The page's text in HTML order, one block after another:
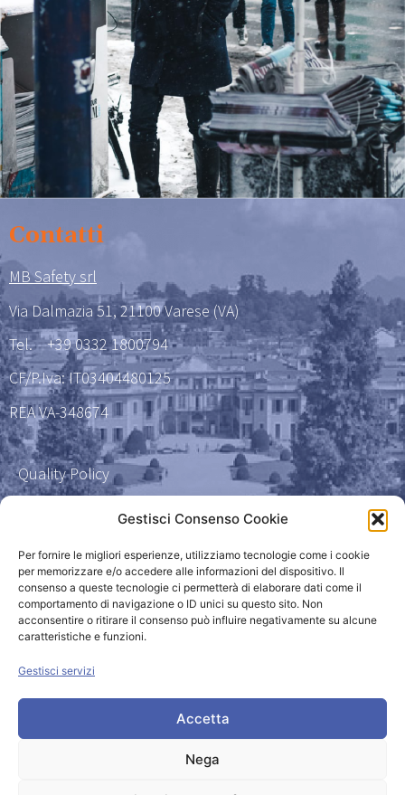
Gestisci Consenso Cookie
Per fornire le migliori esperienze, utilizziamo tecnologie come i cookie
per memorizzare e/o accedere alle informazioni del dispositivo. Il
consenso a queste tecnologie ci permetterà di elaborare dati come il
comportamento di navigazione o ID unici su questo sito. Non
acconsentire o ritirare il consenso può influire negativamente su alcune
caratteristiche e funzioni.
Gestisci servizi
Accetta
Nega
Contatti
MB Safety srl
Via Dalmazia 51, 21100 Varese (VA)
Tel.+39 0332 1800794
CF/P.Iva: IT03404480125
REA VA-348674
Quality Policy
Privacy Policy
Powered by